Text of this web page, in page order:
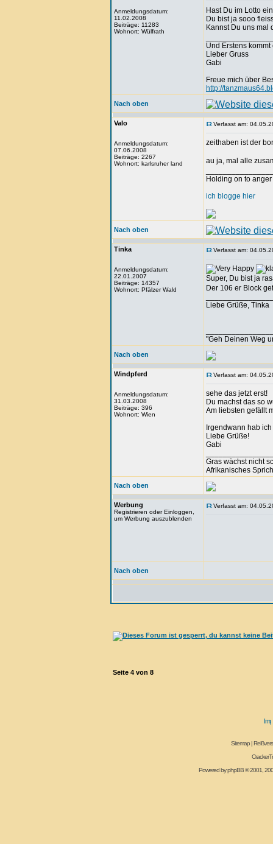
Anmeldungsdatum:
11.02.2008
Beiträge: 11283
Wohnort: Wülfrath
Hast Du im Lotto
Du bist ja sooo
Kannst Du uns mal
Und Erstens
Lieber Gruss
Gabi
Freue mich über
http://
Nach oben
Valo
Anmeldungsdatum:
07.06.2008
Beiträge: 2267
Wohnort: karlsruher land
Verfasst am:
zeithaben ist der
au ja, mal alle
Holding on to
ich blogge hier
Nach oben
Tinka
Anmeldungsdatum:
22.01.2007
Beiträge: 14357
Wohnort: Pfälzer Wald
Verfasst am:
Super, Du bist ja
Der 106 er Block
Liebe Grüße, Tinka
"Geh Deinen Weg
Nach oben
Windpferd
Anmeldungsdatum:
31.03.2008
Beiträge: 396
Wohnort: Wien
Verfasst am:
sehe das jetzt erst!
Du machst das so
Am liebsten gefällt
Irgendwann hab
Liebe Grüße!
Gabi
Gras wächst nicht
Afrikanisches
Nach oben
Werbung
Registrieren oder Einloggen,
um Werbung auszublenden
Verfasst am:
Nach oben
Seite 4 von 8
Sitemap|
Powered byphpBB© 2001,